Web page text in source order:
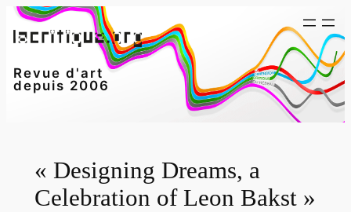
Aller
au
Revue d'art
depuis 2006
« Designing Dreams, a
Celebration of Leon Bakst »